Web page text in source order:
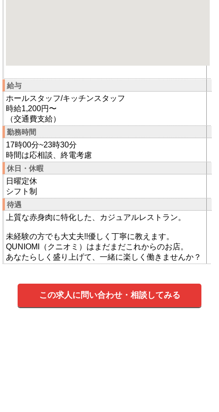
給与
ホールスタッフ/キッチンスタッフ
時給1,200円〜
（交通費支給）
勤務時間
17時00分~23時30分
時間は応相談、終電考慮
休日・休暇
日曜定休
シフト制
待遇
上質な赤身肉に特化した、カジュアルレストラン。
未経験の方でも大丈夫!!優しく丁寧に教えます。
QUNIOMI（クニオミ）はまだまだこれからのお店。
あなたらしく盛り上げて、一緒に楽しく働きませんか？
この求人に問い合わせ・相談してみる